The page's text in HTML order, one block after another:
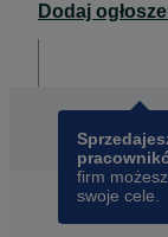
Dodaj
firm
swoje cele.